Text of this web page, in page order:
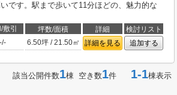
です。駅まで歩いて11分ほどの、魅力的な
引 坪数/面積 詳細
検討リスト
-/- 6.50坪 / 21.50㎡ 詳細を見る 追加する
該当公開件数1棟 空き数1件 1-1棟表示